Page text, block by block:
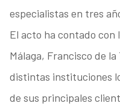
especialistas en tres
El acto ha contado con
Málaga, Francisco de
distintas instituciones
de sus principales